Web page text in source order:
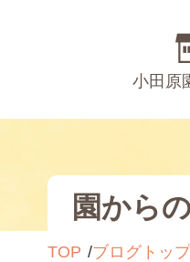
小田原
園から
TOP ブログトップ